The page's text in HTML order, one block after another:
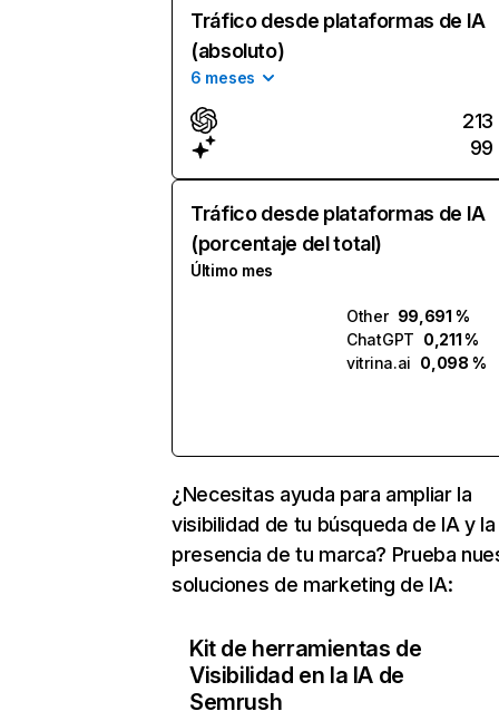
Tráfico desde plataformas de IA
(absoluto)
6 meses
213
99
Tráfico desde plataformas de IA
(porcentaje del total)
Último mes
Other 99,691 %
ChatGPT 0,211 %
vitrina.ai 0,098 %
¿Necesitas ayuda para ampliar la
visibilidad de tu búsqueda de IA y la
presencia de tu marca? Prueba
soluciones de marketing de IA:
Kit de herramientas de
Visibilidad en la IA de
Semrush